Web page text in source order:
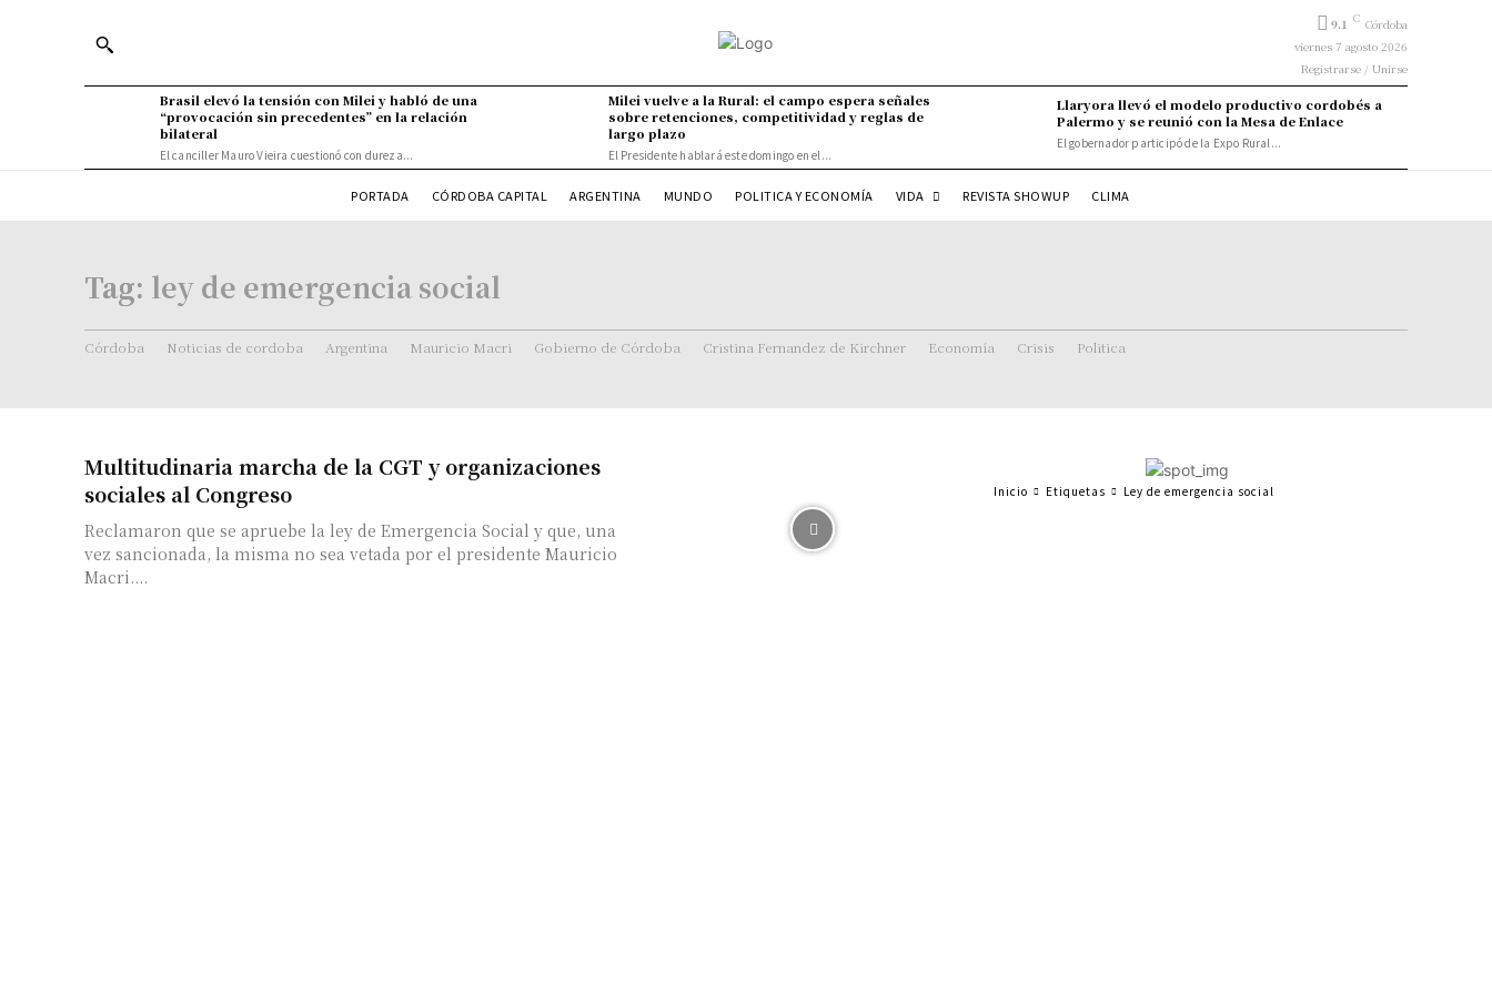
9.1 C Córdoba
viernes 7 agosto 2026
Registrarse / Unirse
Brasil elevó la tensión con Milei y habló de una
“provocación sin precedentes” en la relación
bilateral
El canciller Mauro Vieira cuestionó con dureza...
Milei vuelve a la Rural: el campo espera señales
sobre retenciones, competitividad y reglas de
largo plazo
El Presidente hablará este domingo en el...
Llaryora llevó el modelo productivo cordobés a
Palermo y se reunió con la Mesa de Enlace
El gobernador participó de la Expo Rural...
PORTADA CÓRDOBA CAPITAL ARGENTINA MUNDO POLITICA Y ECONOMÍA VIDA REVISTA SHOWUP CLIMA
Tag: ley de emergencia social
Córdoba Noticias de cordoba Argentina Mauricio Macri Gobierno de Córdoba Cristina Fernandez de Kirchner Economía Crisis Politica
Multitudinaria marcha de la CGT y organizaciones
sociales al Congreso
Reclamaron que se apruebe la ley de Emergencia Social y que, una
vez sancionada, la misma no sea vetada por el presidente Mauricio
Macri....
Inicio Etiquetas Ley de emergencia social